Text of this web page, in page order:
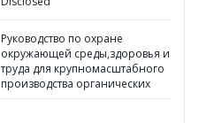
Руководство по охране
окружающей среды,здоровья и
труда для крупномасштабного
производства органических